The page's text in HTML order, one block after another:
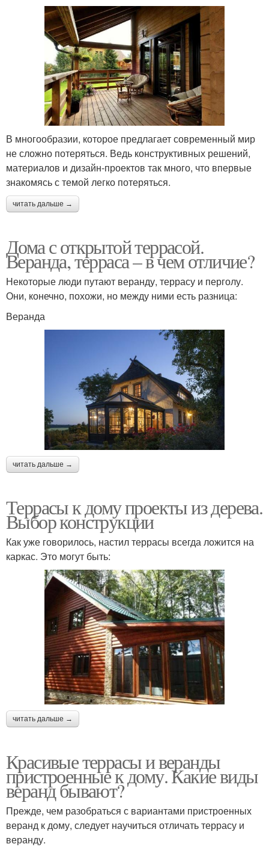
В многообразии, которое предлагает современный мир
не сложно потеряться. Ведь конструктивных решений,
материалов и дизайн-проектов так много, что впервые
знакомясь с темой легко потеряться.
читать дальше →
Дома с открытой террасой.
Веранда, терраса – в чем отличие?
Некоторые люди путают веранду, террасу и перголу.
Они, конечно, похожи, но между ними есть разница:
Веранда
читать дальше →
Террасы к дому проекты из дерева.
Выбор конструкции
Как уже говорилось, настил террасы всегда ложится на
каркас. Это могут быть:
читать дальше →
Красивые террасы и веранды
пристроенные к дому. Какие виды
веранд бывают?
Прежде, чем разобраться с вариантами пристроенных
веранд к дому, следует научиться отличать террасу и
веранду.